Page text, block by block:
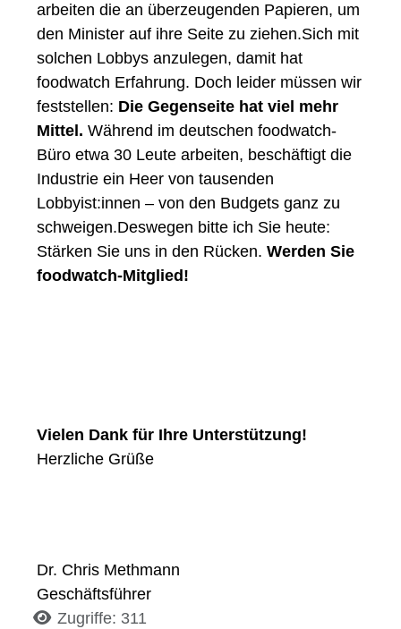
arbeiten die an überzeugenden Papieren, um
den Minister auf ihre Seite zu ziehen.Sich mit
solchen Lobbys anzulegen, damit hat
foodwatch Erfahrung. Doch leider müssen wir
feststellen: Die Gegenseite hat viel mehr
Mittel. Während im deutschen foodwatch-
Büro etwa 30 Leute arbeiten, beschäftigt die
Industrie ein Heer von tausenden
Lobbyist:innen – von den Budgets ganz zu
schweigen.Deswegen bitte ich Sie heute:
Stärken Sie uns in den Rücken. Werden Sie
foodwatch-Mitglied!
Vielen Dank für Ihre Unterstützung!
Herzliche Grüße
Dr. Chris Methmann
Geschäftsführer
DetailsZugriffe: 311